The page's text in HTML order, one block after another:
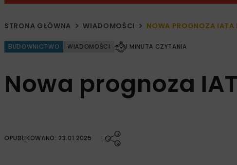
STRONA GŁÓWNA WIADOMOŚCI NOWA PROGNOZA IATA
BUDOWNICTWO WIADOMOŚCI 1 MINUTA CZYTANIA
Nowa prognoza
OPUBLIKOWANO: 23.01.2025